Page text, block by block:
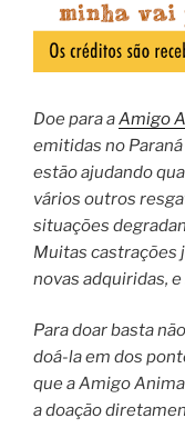
Doe para aAmigo
emitidas no
estão ajudando
vários outros
situações
Muitas castrações
novas adquiridas,
Para doar basta
doá-la em dos
que a Amigo
a doação